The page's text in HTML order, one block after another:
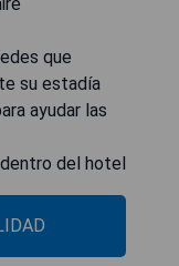
que
su estadía
ayudar las
del hotel